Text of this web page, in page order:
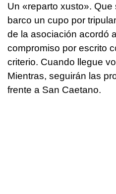
Un «reparto xusto».
barco un cupo por
de la asociación acordó
compromiso por escrito
criterio. Cuando llegue
Mientras, seguirán las
frente a San Caetano.